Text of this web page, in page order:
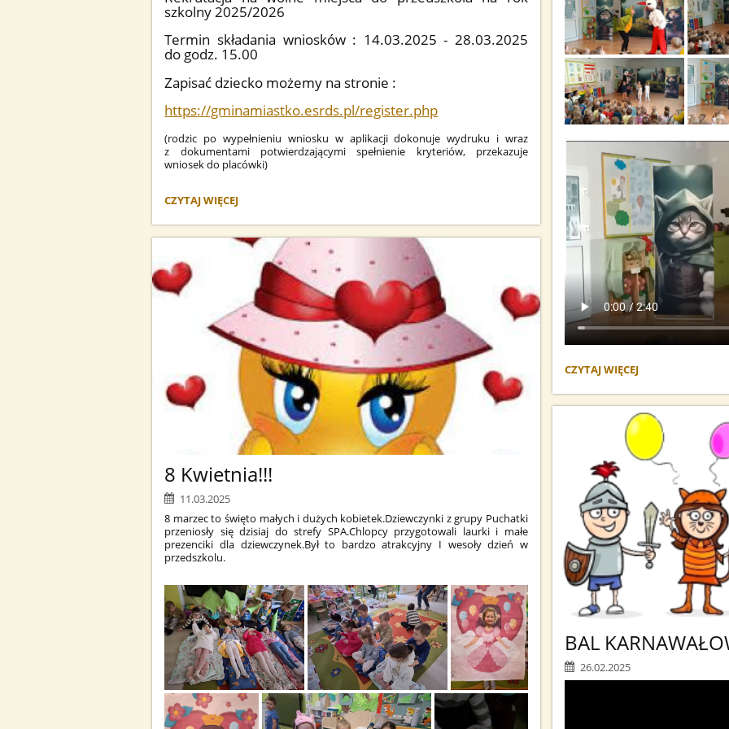
TEATRZYK
KRAKOWA:
CZYTAJ WIĘCEJ
szkolny 2025/2026
Termin składania wniosków : 14.03.2025 - 28.03.2025
do godz. 15.00
Zapisać dziecko możemy na stronie :
https://gminamiastko.esrds.pl/register.php
(rodzic po wypełnieniu wniosku w aplikacji dokonuje wydruku i wraz
z dokumentami potwierdzającymi spełnienie kryteriów, przekazuje
wniosek do placówki)
RUSZA
NA
CZYTAJ WIĘCEJ
8 Kwietnia!!!
11.03.2025
8 marzec to święto małych i dużych kobietek.Dziewczynki z grupy Puchatki
przeniosły się dzisiaj do strefy SPA.Chlopcy przygotowali laurki i małe
prezenciki dla dziewczynek.Był to bardzo atrakcyjny I wesoły dzień w
przedszkolu.
BAL
26.02.2025